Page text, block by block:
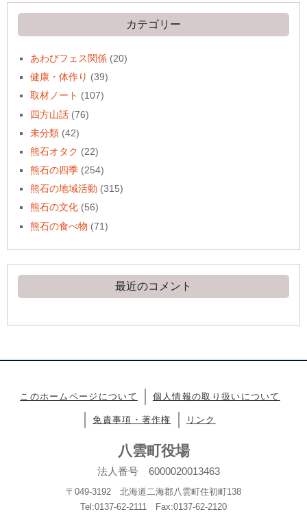
イ
ブ
カテゴリー
あわびフェス関係 (20)
健康・体作り (39)
取材ノート (107)
四方山話 (76)
未分類 (42)
熊石オタク (22)
熊石の四季 (254)
熊石の地域活動 (315)
熊石の文化 (56)
熊石の食べ物 (71)
最近のコメント
このホームページについて 個人情報の取り扱いについて
免責事項・著作権 リンク
八雲町役場
法人番号 6000020013463
〒049-3192 北海道二海郡八雲町住初町138
Tel:0137-62-2111 Fax:0137-62-2120